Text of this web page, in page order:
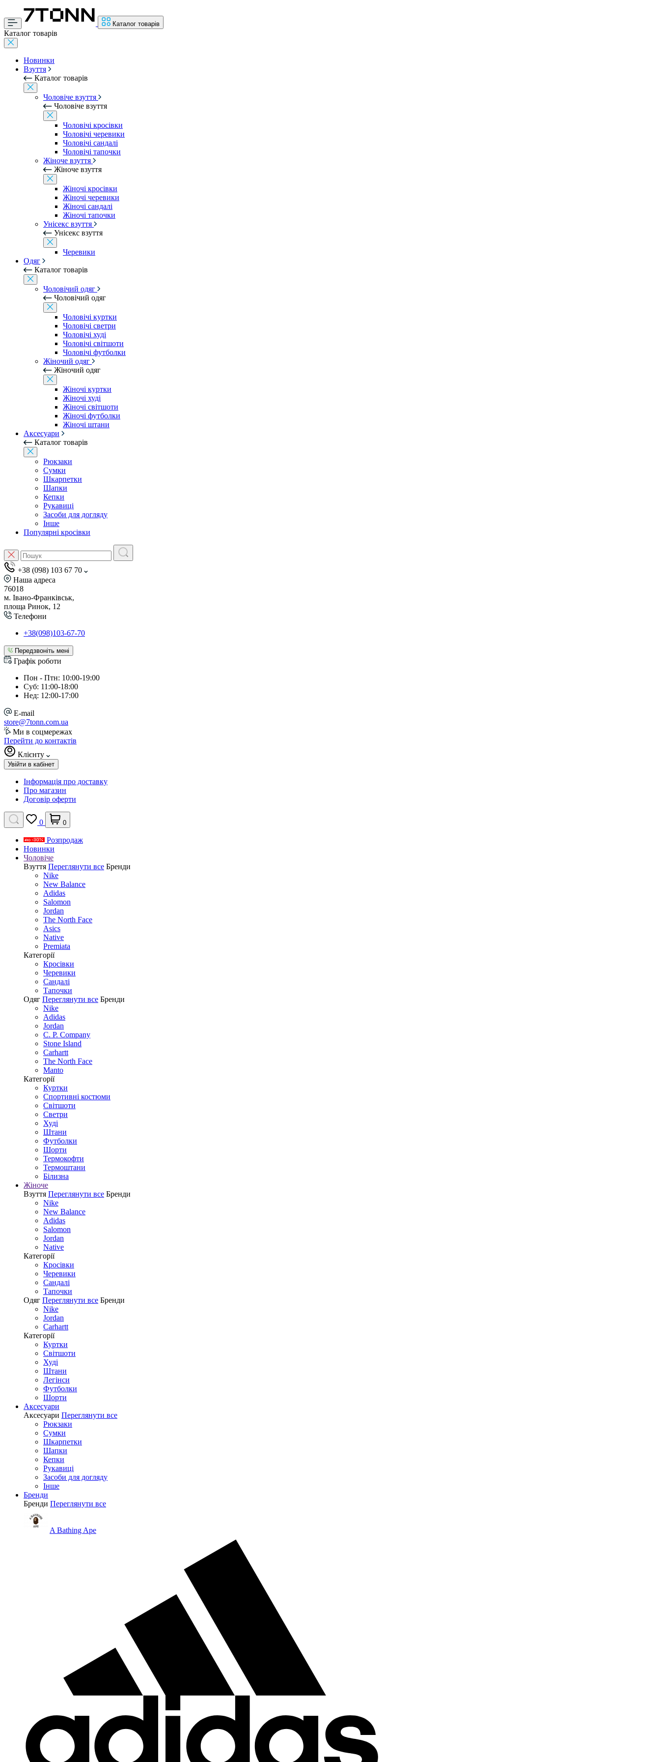
Каталог товарів
Каталог товарів
Новинки
Взуття
Каталог товарів
Чоловіче взуття
Чоловіче взуття
Чоловічі кросівки
Чоловічі черевики
Чоловічі сандалі
Чоловічі тапочки
Жіноче взуття
Жіноче взуття
Жіночі кросівки
Жіночі черевики
Жіночі сандалі
Жіночі тапочки
Унісекс взуття
Унісекс взуття
Черевики
Одяг
Каталог товарів
Чоловічий одяг
Чоловічий одяг
Чоловічі куртки
Чоловічі светри
Чоловічі худі
Чоловічі світшоти
Чоловічі футболки
Жіночий одяг
Жіночий одяг
Жіночі куртки
Жіночі худі
Жіночі світшоти
Жіночі футболки
Жіночі штани
Аксесуари
Каталог товарів
Рюкзаки
Сумки
Шкарпетки
Шапки
Кепки
Рукавиці
Засоби для догляду
Інше
Популярні кросівки
+38 (098) 103 67 70
Наша адреса
76018
м. Івано-Франківськ,
площа Ринок, 12
Телефони
+38(098)103-67-70
Передзвоніть мені
Графік роботи
Пон - Птн: 10:00-19:00
Суб: 11:00-18:00
Нед: 12:00-17:00
E-mail
store@7tonn.com.ua
Ми в соцмережах
Перейти до контактів
Клієнту
Увійти в кабінет
Інформація про доставку
Про магазин
Договір оферти
0 0
Розпродаж
Новинки
Чоловіче
Взуття Переглянути все Бренди
Nike
New Balance
Adidas
Salomon
Jordan
The North Face
Asics
Native
Premiata
Категорії
Кросівки
Черевики
Сандалі
Tапочки
Одяг Переглянути все Бренди
Nike
Adidas
Jordan
C. P. Company
Stone Island
Carhartt
The North Face
Manto
Категорії
Куртки
Спортивні костюми
Світшоти
Светри
Худі
Штани
Футболки
Шорти
Термокофти
Термоштани
Білизна
Жіноче
Взуття Переглянути все Бренди
Nike
New Balance
Adidas
Salomon
Jordan
Native
Категорії
Кросівки
Черевики
Сандалі
Tапочки
Одяг Переглянути все Бренди
Nike
Jordan
Carhartt
Категорії
Куртки
Світшоти
Худі
Штани
Легінси
Футболки
Шорти
Аксесуари
Аксесуари Переглянути все
Рюкзаки
Сумки
Шкарпетки
Шапки
Кепки
Рукавиці
Засоби для догляду
Інше
Бренди
Бренди Переглянути все
A Bathing Ape